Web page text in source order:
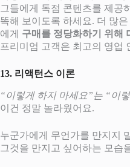
그들에게 독점 콘텐츠를 제공
똑해 보이도록 하세요. 더 많
에게 구매를 정당화하기 위해
프리미엄 고객은 최고의 영업
13. 리액턴스 이론
“이렇게 하지 마세요”는 “이
이건 정말 놀라웠어요.
누군가에게 무언가를 만지지
그것을 만지고 싶어하는 모습